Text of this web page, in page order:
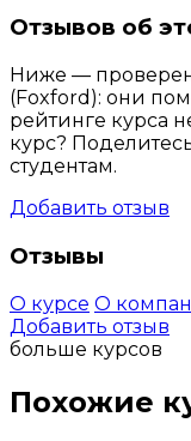
Отзывов об
Ниже —
(Foxford): они
рейтинге курса
курс?
студентам.
Добавить отзыв
Отзывы
О курсе О
Добавить отзыв
больше курсов
Похожие